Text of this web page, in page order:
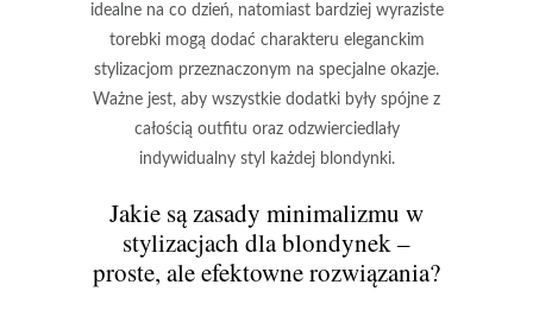
idealne na co dzień, natomiast bardziej wyraziste
torebki mogą dodać charakteru eleganckim
stylizacjom przeznaczonym na specjalne okazje.
Ważne jest, aby wszystkie dodatki były spójne z
całością outfitu oraz odzwierciedlały
indywidualny styl każdej blondynki.
Jakie są zasady minimalizmu w
stylizacjach dla blondynek –
proste, ale efektowne rozwiązania?